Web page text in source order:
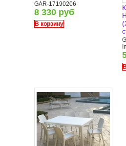
GAR-17190206
8 330 руб
В корзину